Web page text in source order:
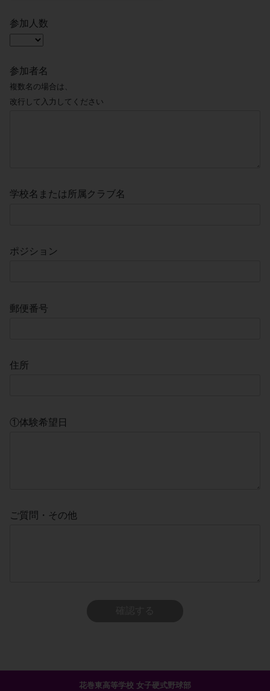
参加人数
参加者名
複数名の場合は、
改行して入力してください
学校名または所属クラブ名
ポジション
郵便番号
住所
①体験希望日
ご質問・その他
花巻東高等学校 女子硬式野球部